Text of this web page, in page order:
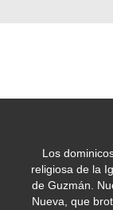
Los
religiosa de la
de Guzmán.
Nueva, que